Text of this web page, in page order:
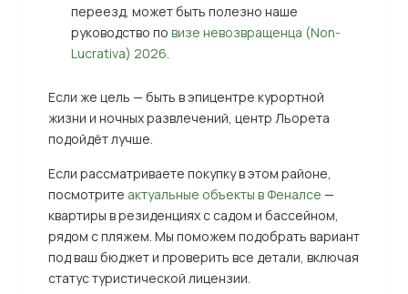
переезд, может быть полезно наше
руководство по визе невозвращенца (Non-
Lucrativa) 2026
Если же цель — быть в эпицентре курортной
жизни и ночных развлечений, центр Льорета
подойдёт лучше.
Если рассматриваете покупку в этом районе,
посмотрите актуальные объекты в Феналсе —
квартиры в резиденциях с садом и бассейном,
рядом с пляжем. Мы поможем подобрать вариант
под ваш бюджет и проверить все детали, включая
статус туристической лицензии.